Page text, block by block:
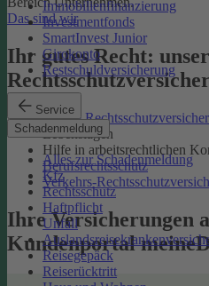
Immobilienfinanzierung
Investmentfonds
SmartInvest Junior
Girokonto
Restschuldversicherung
Service
Schadenmeldung
Alles zur Schadenmeldung
Kfz
Rechtsschutz
Haftpflicht
Unfall
Reisegepäck
Reiserücktritt
Das sind wir
Ihr gutes Recht:
Private
Lebenslagen
Hilfe in arbeitsrechtlichen
Berufsrechtsschutz
Verkehrs-
Ihre Versicherungen
Kundenportal